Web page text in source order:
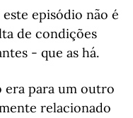
episódio não é
de condições
- que as há.
era para um outro
relacionado